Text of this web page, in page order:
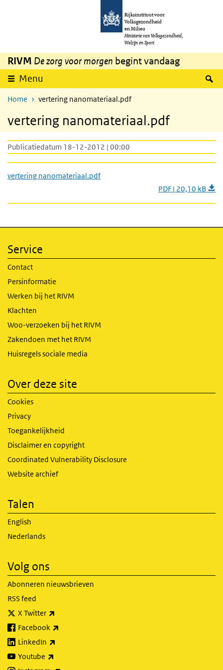
Overslaan en naar de inhoud gaan
Rijksinstituut voor
Volksgezondheid
en Milieu
Ministerie van Volksgezondheid,
Welzijn en Sport
RIVM De zorg voor morgen begint vandaag
Menu
Home vertering nanomateriaal.pdf
vertering nanomateriaal.pdf
Publicatiedatum 18-12-2012 | 00:00
vertering nanomateriaal.pdf
PDF | 20,10 kB
Service
Contact
Persinformatie
Werken bij het RIVM
Klachten
Woo-verzoeken bij het RIVM
Zakendoen met het RIVM
Huisregels sociale media
Over deze site
Cookies
Privacy
Toegankelijkheid
Disclaimer en copyright
Coordinated Vulnerability Disclosure
Website archief
Talen
English
Nederlands
Volg ons
Abonneren nieuwsbrieven
RSS feed
X Twitter
Facebook
LinkedIn
Youtube